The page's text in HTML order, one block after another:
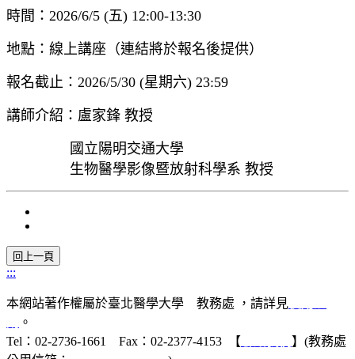
時間：2026/6/5 (五) 12:00-13:30
地點：線上講座（連結將於報名後提供）
報名截止：2026/5/30 (星期六) 23:59
講師介紹：盧家鋒 教授
國立陽明交通大學
生物醫學影像暨放射科學系 教授
:::
本網站著作權屬於臺北醫學大學 教務處 ，請詳見
。
Tel：02-2736-1661 Fax：02-2377-4153 【
】(教務處